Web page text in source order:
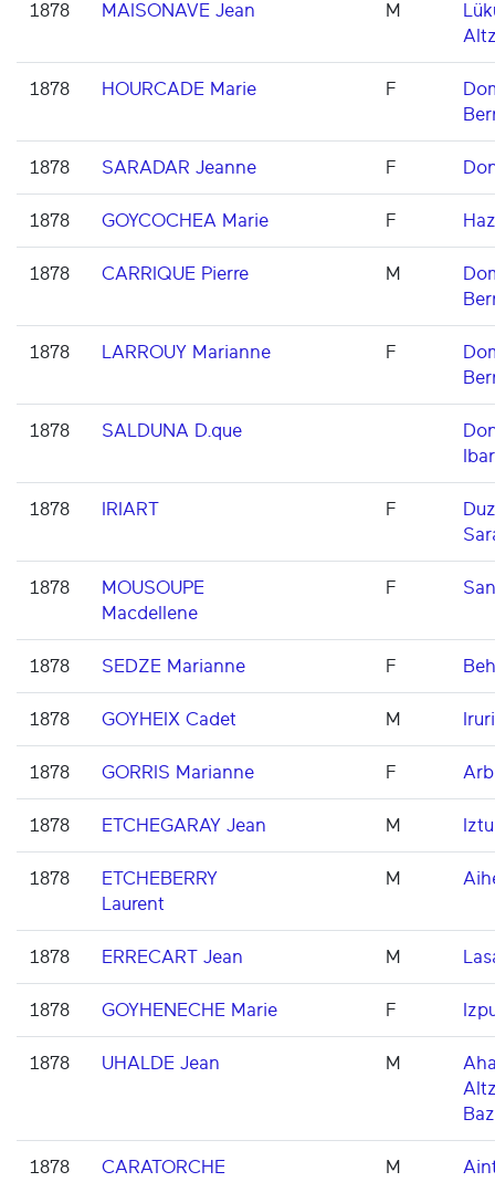
1878 MAISONAVE Jean M
1878 HOURCADE Marie F
1878 SARADAR Jeanne F
1878 GOYCOCHEA Marie F
1878 CARRIQUE Pierre M
1878 LARROUY Marianne F
1878 SALDUNA D.que
1878 IRIART F
1878
MOUSOUPE
Macdellene
F
1878 SEDZE Marianne F
1878 GOYHEIX Cadet M Iruri
1878 GORRIS Marianne F
1878 ETCHEGARAY Jean M
1878
ETCHEBERRY
Laurent
M
1878 ERRECART Jean M
1878 GOYHENECHE Marie F
1878 UHALDE Jean M
1878
CARATORCHE
M